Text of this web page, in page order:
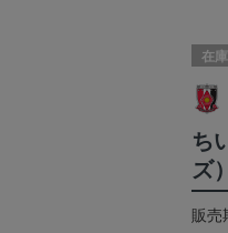
在
ち
ズ）
販売